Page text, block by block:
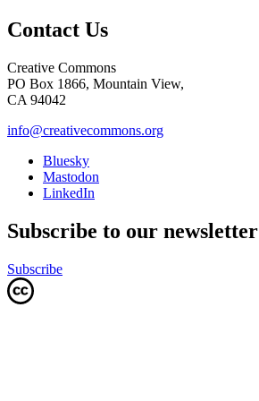
Contact Us
Creative Commons
PO Box 1866, Mountain View,
CA 94042
info@creativecommons.org
Bluesky
Mastodon
LinkedIn
Subscribe to our newsletter
Subscribe